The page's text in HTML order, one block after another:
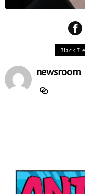
Black Tie
newsroom